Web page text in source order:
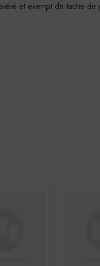
et exempt de tache de